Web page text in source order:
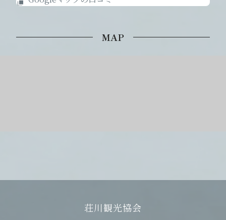
MAP
荘川観光協会